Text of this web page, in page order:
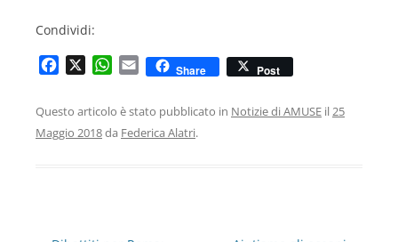
Condividi:
c
e
b
W
s
E
a
i
l
Share Post
Questo articolo è stato pubblicato in Notizie di AMUSE il25
Maggio 2018da Federica Alatri.